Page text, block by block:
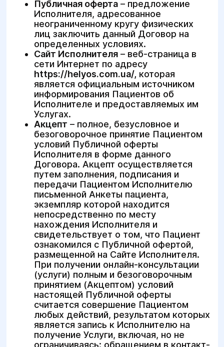
Публичная оферта– предложение
Исполнителя, адресованное
неограниченному кругу физических
лиц заключить данный Договор на
определенных условиях.
Сайт Исполнителя– веб-страница в
сети Интернет по адресу
https://helyos.com.ua/, которая
является официальным источником
информирования Пациентов об
Исполнителе и предоставляемых им
Услугах.
Акцепт – полное, безусловное и
безоговорочное принятие Пациентом
условий Публичной оферты
Исполнителя в форме данного
Договора. Акцепт осуществляется
путем заполнения, подписания и
передачи Пациентом Исполнителю
письменной Анкеты пациента,
экземпляр которой находится
непосредственно по месту
нахождения Исполнителя и
свидетельствует о том, что Пациент
ознакомился с Публичной офертой,
размещенной на Сайте Исполнителя.
При получении онлайн-консультации
(услуги) полным и безоговорочным
принятием (Акцептом) условий
настоящей Публичной оферты
считается совершение Пациентом
любых действий, результатом которых
является запись к Исполнителю на
получение Услуги, включая, но не
ограничиваясь: обращением в контакт-